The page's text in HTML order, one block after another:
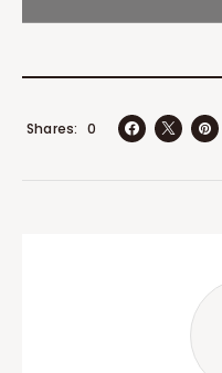
0
Shares